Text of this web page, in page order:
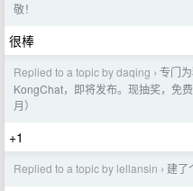
敬！
很棒
Replied to a topic by daqing › 专门
KongChat，即将发布。现抽奖，免
月）
+1
Replied to a topic by lellansin › 建了